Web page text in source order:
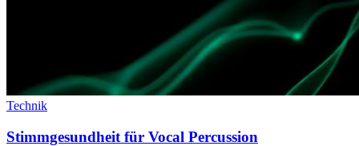
Technik
Stimmgesundheit für Vocal Percussion